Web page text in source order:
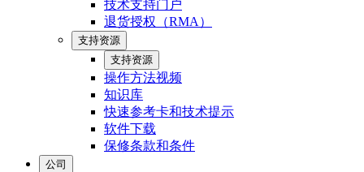
技术支持门户
退货授权（RMA）
支持资源
支持资源
操作方法视频
知识库
快速参考卡和技术提示
软件下载
保修条款和条件
公司